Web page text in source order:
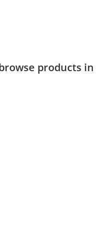
products in